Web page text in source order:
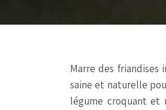
Marre des
saine et naturelle
légume croquant et